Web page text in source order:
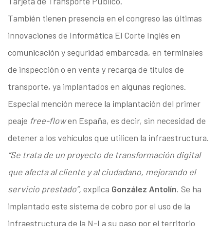
También tienen presencia en el congreso las últimas
innovaciones de Informática El Corte Inglés en
comunicación y seguridad embarcada, en terminales
de inspección o en venta y recarga de títulos de
transporte, ya implantados en algunas regiones.
Especial mención merece la implantación del primer
peaje free-flowen España, es decir, sin necesidad de
detener a los vehículos que utilicen la infraestructura.
“Se trata de un proyecto de transformación digital
que afecta al cliente y al ciudadano, mejorando el
servicio prestado”, explica González Antolín. Se ha
implantado este sistema de cobro por el uso de la
infraestructura de la N-I a su paso por el territorio